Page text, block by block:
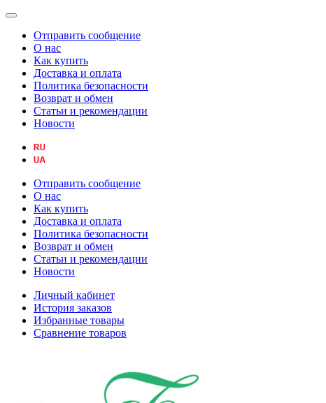
Отправить сообщение
О нас
Как купить
Доставка и оплата
Политика безопасности
Возврат и обмен
Статьи и рекомендации
Новости
Отправить сообщение
О нас
Как купить
Доставка и оплата
Политика безопасности
Возврат и обмен
Статьи и рекомендации
Новости
Личный кабинет
История заказов
Избранные товары
Сравнение товаров